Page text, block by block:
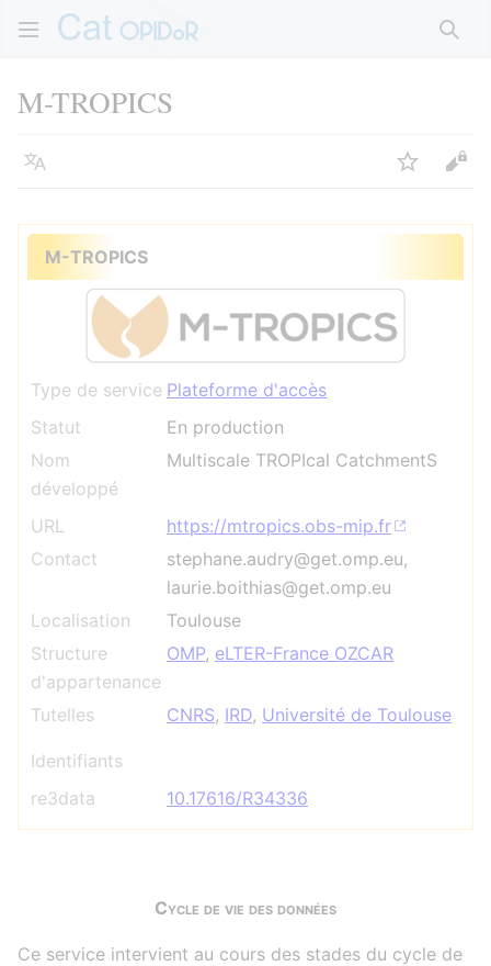
M-TROPICS
Langue Suivre
M-TROPICS
Type de service Plateforme d'accès
Statut
En production
Nom
développé
Multiscale TROPIcal CatchmentS
URL
https://mtropics.obs-mip.fr
Contact
stephane.audry@get.omp.eu,
laurie.boithias@get.omp.eu
Localisation
Toulouse
Structure
d'appartenance
OMP, eLTER-France OZCAR
Tutelles CNRS, IRD, Université de Toulouse
Identifiants
re3data
10.17616/R34336
Cycle de vie des données
Ce service intervient au cours des stades du cycle de